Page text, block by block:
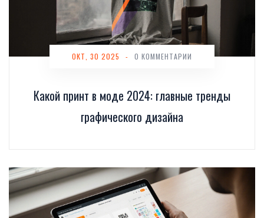
Какой принт в моде 2024: главные тренды
графического дизайна
ОКТ, 30 2025 - 0 КОММЕНТАРИИ